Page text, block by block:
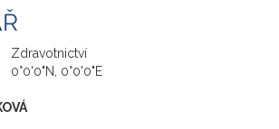
Zdravotnictví
0°0'0"N, 0°0'0"E